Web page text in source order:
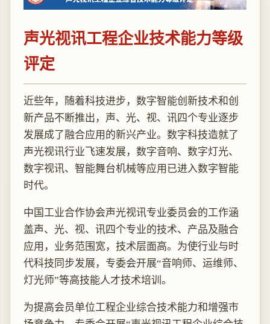
声光视讯工程企业技术能力等级
评定
近些年，随着科技进步，数字智能创新技术和创
新产品不断推出，声、光、视、讯四个专业逐步
发展成了融合应用的新兴产业。数字科技造就了
声光视讯行业飞速发展，数字音响、数字灯光、
数字视讯、智能舞台机械等应用已进入数字智能
时代。
中国工业合作协会声光视讯专业委员会的工作涵
盖声、光、视、讯四个专业的技术、产品及融合
应用，业务范围宽，技术层面高。为使行业与时
代科技同步发展，专委会开展“音响师、运维师、
灯光师”等高技能人才技术培训。
为提高会员单位工程企业综合技术能力和增强市